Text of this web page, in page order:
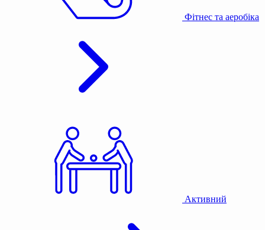
Фітнес та аеробіка
Активний